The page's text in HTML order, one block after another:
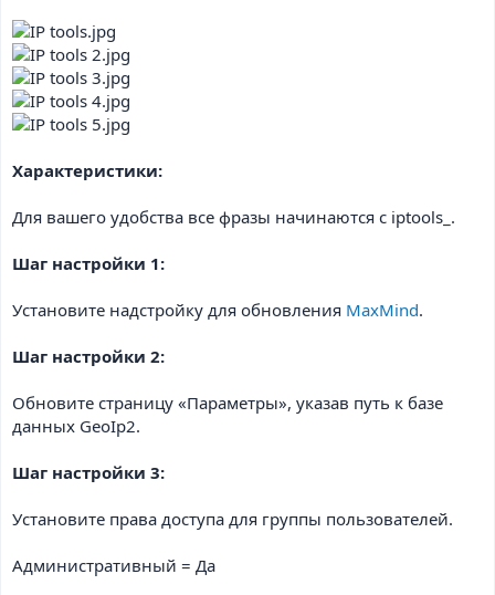
Характеристики:
Для вашего удобства все фразы начинаются с iptools_.
Шаг настройки 1:
Установите надстройку для обновления MaxMind.
Шаг настройки 2:
Обновите страницу «Параметры», указав путь к базе
данных GeoIp2.
Шаг настройки 3:
Установите права доступа для группы пользователей.
Административный = Да